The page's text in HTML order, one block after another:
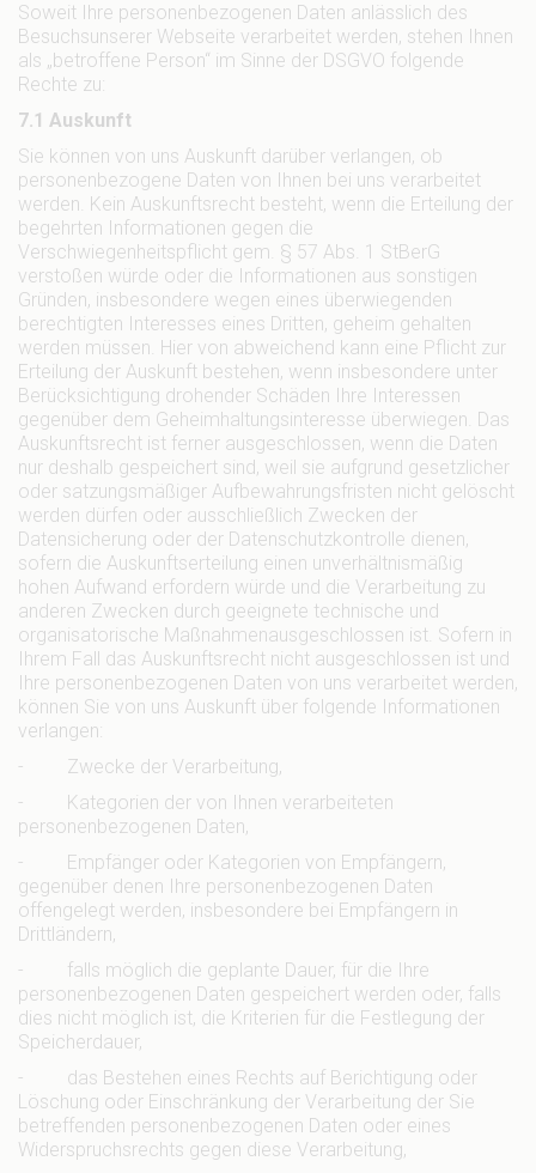
Soweit Ihre personenbezogenen Daten anlässlich des
Besuchsunserer Webseite verarbeitet werden, stehen Ihnen
als „betroffene Person“ im Sinne der DSGVO folgende
Rechte zu:
7.1 Auskunft
Sie können von uns Auskunft darüber verlangen, ob
personenbezogene Daten von Ihnen bei uns verarbeitet
werden. Kein Auskunftsrecht besteht, wenn die Erteilung der
begehrten Informationen gegen die
Verschwiegenheitspflicht gem. § 57 Abs. 1 StBerG
verstoßen würde oder die Informationen aus sonstigen
Gründen, insbesondere wegen eines überwiegenden
berechtigten Interesses eines Dritten, geheim gehalten
werden müssen. Hier von abweichend kann eine Pflicht zur
Erteilung der Auskunft bestehen, wenn insbesondere unter
Berücksichtigung drohender Schäden Ihre Interessen
gegenüber dem Geheimhaltungsinteresse überwiegen. Das
Auskunftsrecht ist ferner ausgeschlossen, wenn die Daten
nur deshalb gespeichert sind, weil sie aufgrund gesetzlicher
oder satzungsmäßiger Aufbewahrungsfristen nicht gelöscht
werden dürfen oder ausschließlich Zwecken der
Datensicherung oder der Datenschutzkontrolle dienen,
sofern die Auskunftserteilung einen unverhältnismäßig
hohen Aufwand erfordern würde und die Verarbeitung zu
anderen Zwecken durch geeignete technische und
organisatorische Maßnahmenausgeschlossen ist. Sofern in
Ihrem Fall das Auskunftsrecht nicht ausgeschlossen ist und
Ihre personenbezogenen Daten von uns verarbeitet werden,
können Sie von uns Auskunft über folgende Informationen
verlangen:
- Zwecke der Verarbeitung,
- Kategorien der von Ihnen verarbeiteten
personenbezogenen Daten,
- Empfänger oder Kategorien von Empfängern,
gegenüber denen Ihre personenbezogenen Daten
offengelegt werden, insbesondere bei Empfängern in
Drittländern,
- falls möglich die geplante Dauer, für die Ihre
personenbezogenen Daten gespeichert werden oder, falls
dies nicht möglich ist, die Kriterien für die Festlegung der
Speicherdauer,
- das Bestehen eines Rechts auf Berichtigung oder
Löschung oder Einschränkung der Verarbeitung der Sie
betreffenden personenbezogenen Daten oder eines
Widerspruchsrechts gegen diese Verarbeitung,